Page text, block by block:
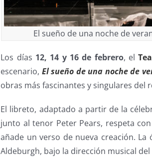
El sueño de una noche de
Los días 12, 14 y 16 de febrero, el
escenario, El sueño de una noche de
obras más fascinantes y singulares del
El libreto, adaptado a partir de la
junto al tenor Peter Pears, respeta
añade un verso de nueva creación.
Aldeburgh, bajo la dirección musical